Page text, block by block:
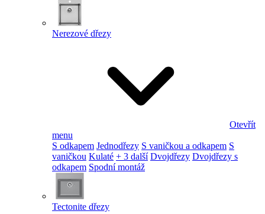
Nerezové dřezy
Otevřít
menu
S odkapem Jednodřezy S vaničkou a odkapem S
vaničkou Kulaté + 3 další Dvojdřezy Dvojdřezy s
odkapem Spodní montáž
Tectonite dřezy